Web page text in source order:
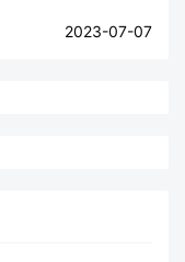
2023-07-07